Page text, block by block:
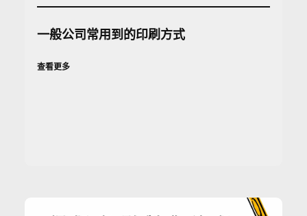
一般公司常用到的印刷方式
查看更多